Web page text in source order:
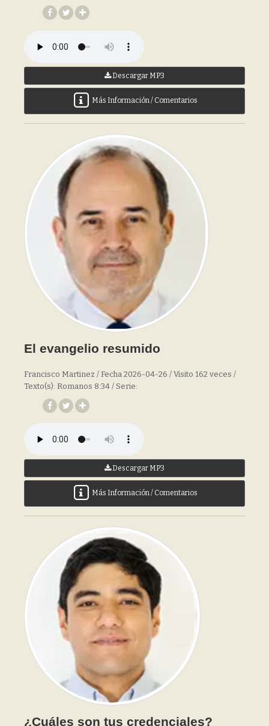
Descargar MP3
Más Información / Comentarios
El evangelio resumido
Francisco Martinez / Fecha 2026-04-26 / Visito 162 veces /
Texto(s): Romanos 8:34 / Serie:
Descargar MP3
Más Información / Comentarios
¿Cuáles son tus credenciales?